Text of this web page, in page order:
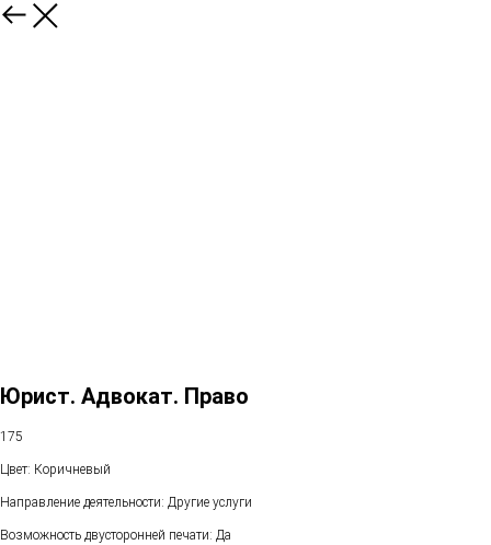
Юрист. Адвокат. Право
175
Цвет: Коричневый
Направление деятельности: Другие услуги
Возможность двусторонней печати: Да